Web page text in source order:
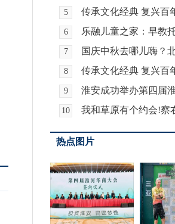
术家徐德伦专题
5
传承文化经典 复兴百
术家张亚辉专题
6
乐融儿童之家：早教
必然的趋势
7
国庆中秋去哪儿嗨？
你玩！
8
传承文化经典 复兴百
术家吴广华专题
9
淮安成功举办第四届
211个签约项目 总
10
我和草原有个约会!察
品亮相2022年察
热点图片